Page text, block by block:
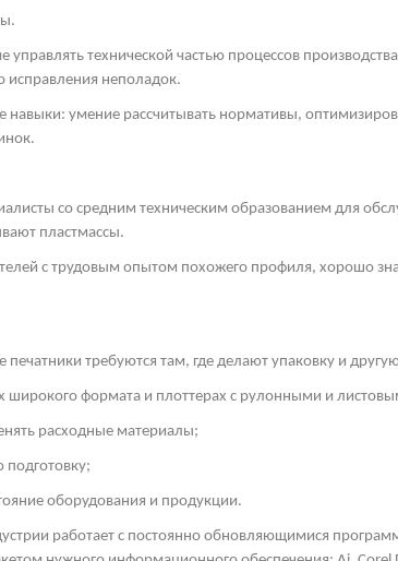
управлять технической частью процессов
исправления неполадок.
умение рассчитывать нормативы,
со средним техническим образованием для
пластмассы.
с трудовым опытом похожего профиля, хорошо
требуются там, где делают упаковку и
широкого формата и плоттерах с рулонными и
расходные материалы;
подготовку;
оборудования и продукции.
работает с постоянно обновляющимися